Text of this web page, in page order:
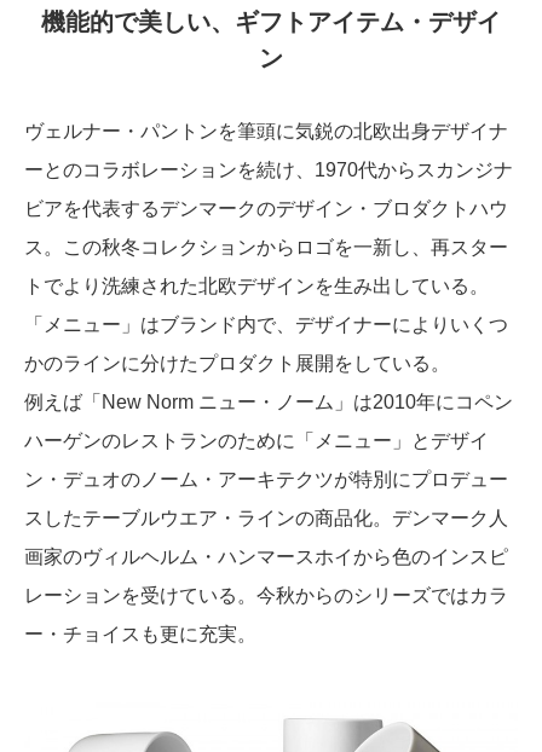
機能的で美しい、ギフトアイテム・デザイ
ン
ヴェルナー・パントンを筆頭に気鋭の北欧出身デザイナ
ーとのコラボレーションを続け、1970代からスカンジナ
ビアを代表するデンマークのデザイン・ブロダクトハウ
ス。この秋冬コレクションからロゴを一新し、再スター
トでより洗練された北欧デザインを生み出している。
「メニュー」はブランド内で、デザイナーによりいくつ
かのラインに分けたプロダクト展開をしている。
例えば「New Norm ニュー・ノーム」は2010年にコペン
ハーゲンのレストランのために「メニュー」とデザイ
ン・デュオのノーム・アーキテクツが特別にプロデュー
スしたテーブルウエア・ラインの商品化。デンマーク人
画家のヴィルヘルム・ハンマースホイから色のインスピ
レーションを受けている。今秋からのシリーズではカラ
ー・チョイスも更に充実。